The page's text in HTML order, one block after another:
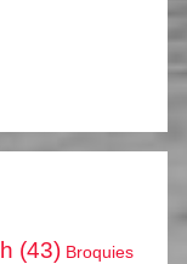
(43) Broquies